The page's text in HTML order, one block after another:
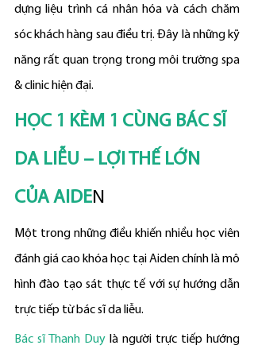
dựng liệu trình cá nhân hóa và cách chăm
sóc khách hàng sau điều trị. Đây là những kỹ
năng rất quan trọng trong môi trường spa
& clinic hiện đại.
HỌC 1 KÈM 1 CÙNG BÁC SĨ
DA LIỄU – LỢI THẾ LỚN
CỦA AIDEN
Một trong những điều khiến nhiều học viên
đánh giá cao khóa học tại Aiden chính là mô
hình đào tạo sát thực tế với sự hướng dẫn
trực tiếp từ bác sĩ da liễu.
Bác sĩ Thanh Duy là người trực tiếp hướng